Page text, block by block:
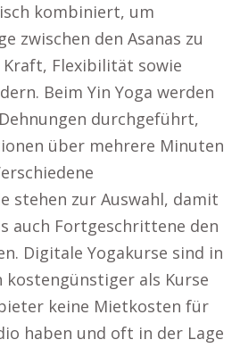
kombiniert, um
zwischen den Asanas zu
Flexibilität sowie
Beim Yin Yoga werden
durchgeführt,
über mehrere Minuten
stehen zur Auswahl, damit
auch Fortgeschrittene den
Digitale Yogakurse sind in
kostengünstiger als Kurse
keine Mietkosten für
haben und oft in der Lage